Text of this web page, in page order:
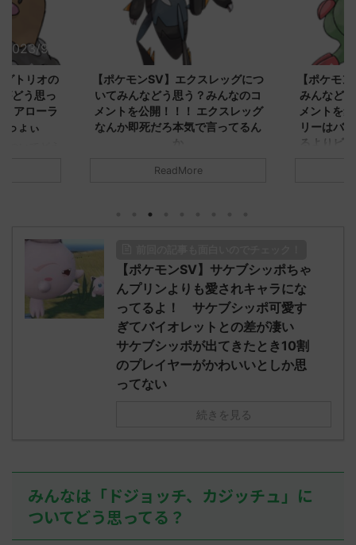
2023/9/8
トリオの
どう思っ
アローラ
っょぃ
れたウミト
0702
めた！ (ﾜｯﾁ
【ポケモンSV】エクスレッグにつ
いてみんなどう思う？みんなのコ
メントを公開！！！ エクスレッグ
なんか即死だろ本気で言ってるん
か
う思ってる？ 初めの記事 元のス
2023/06/28(水)
01:07:00.69ID:oUI00NrJ0 エクスレ
ッグヘルムかっこいいから助かる 名
無しさん0971 0971 名無しさん、君に
決めた！ (ﾜｯﾁｮｲW b524-NwUu)
2023/06/28(水 ...
ReadMore
【ポケモ
みんなど
メントを
リーはバ
るよりビ
2023/06/
え忘れたガ
たラウドボ
決めた！ (ﾜ
【ポケモンSV】サケブシッポちゃ
んプリンよりも愛されキャラにな
ってるよ！ サケブシッポ可愛す
ぎてバイオレットとの差が凄い
サケブシッポが出てきたとき10割
のプレイヤーがかわいいとしか思
ってない
続きを見る
みんなは「ドジョッチ、カジッチュ」に
ついてどう思ってる？